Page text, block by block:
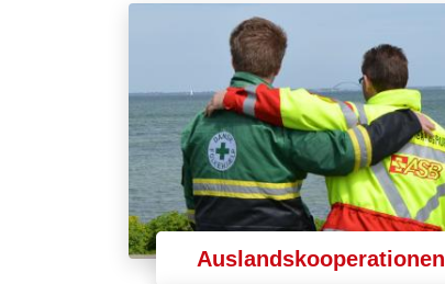
Auslandskooperationen